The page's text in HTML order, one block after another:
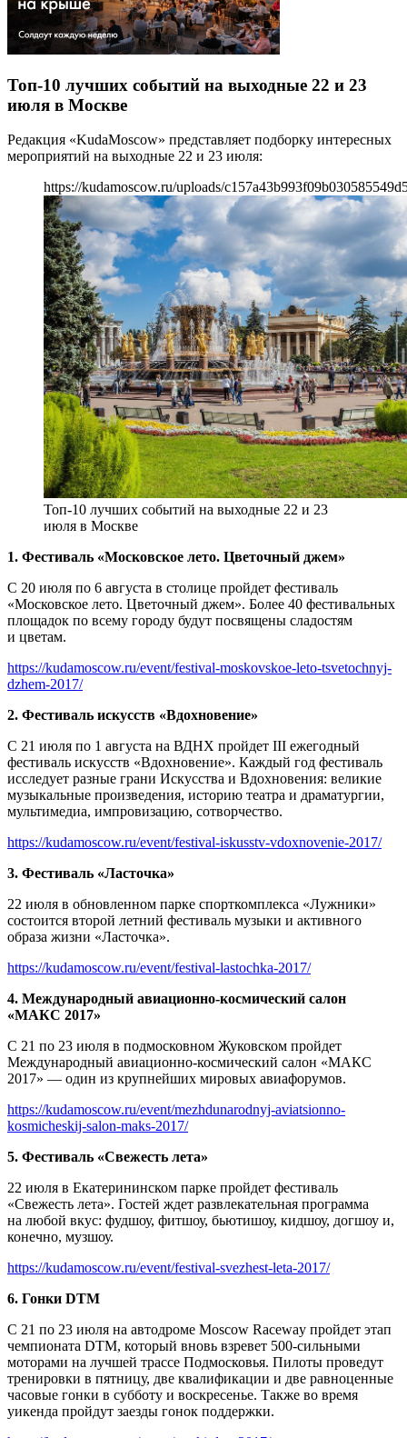
Топ-10 лучших событий на выходные 22 и 23
июля в Москве
Редакция «KudaMoscow» представляет подборку интересных
мероприятий на выходные 22 и 23 июля:
https://kudamoscow.ru/uploads/
Топ-10 лучших событий на выходные 22 и 23
июля в Москве
1. Фестиваль «Московское лето. Цветочный джем»
С 20 июля по 6 августа в столице пройдет фестиваль
«Московское лето. Цветочный джем». Более 40 фестивальных
площадок по всему городу будут посвящены сладостям
и цветам.
https://kudamoscow.ru/event/festival-moskovskoe-leto-tsvetochnyj-
dzhem-2017/
2. Фестиваль искусств «Вдохновение»
С 21 июля по 1 августа на ВДНХ пройдет III ежегодный
фестиваль искусств «Вдохновение». Каждый год фестиваль
исследует разные грани Искусства и Вдохновения: великие
музыкальные произведения, историю театра и драматургии,
мультимедиа, импровизацию, сотворчество.
https://kudamoscow.ru/event/festival-iskusstv-vdoxnovenie-2017/
3. Фестиваль «Ласточка»
22 июля в обновленном парке спорткомплекса «Лужники»
состоится второй летний фестиваль музыки и активного
образа жизни «Ласточка».
https://kudamoscow.ru/event/festival-lastochka-2017/
4. Международный авиационно-космический салон
«МАКС 2017»
С 21 по 23 июля в подмосковном Жуковском пройдет
Международный авиационно-космический салон «МАКС
2017» — один из крупнейших мировых авиафорумов.
https://kudamoscow.ru/event/mezhdunarodnyj-aviatsionno-
kosmicheskij-salon-maks-2017/
5. Фестиваль «Свежесть лета»
22 июля в Екатерининском парке пройдет фестиваль
«Свежесть лета». Гостей ждет развлекательная программа
на любой вкус: фудшоу, фитшоу, бьютишоу, кидшоу, догшоу и,
конечно, музшоу.
https://kudamoscow.ru/event/festival-svezhest-leta-2017/
6. Гонки DTM
С 21 по 23 июля на автодроме Moscow Raceway пройдет этап
чемпионата DTM, который вновь взревет 500-сильными
моторами на лучшей трассе Подмосковья. Пилоты проведут
тренировки в пятницу, две квалификации и две равноценные
часовые гонки в субботу и воскресенье. Также во время
уикенда пройдут заезды гонок поддержки.